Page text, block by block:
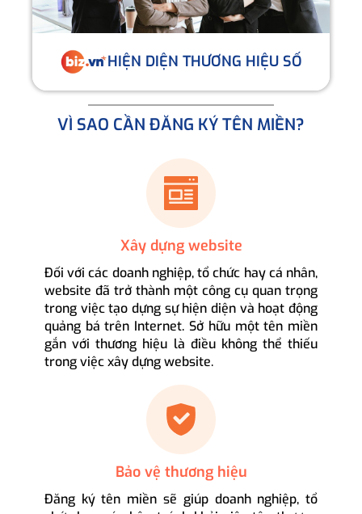
HIỆN DIỆN THƯƠNG HIỆU SỐ
VÌ SAO CẦN ĐĂNG KÝ TÊN MIỀN?
Xây dựng website
Đối với các doanh nghiệp, tổ chức hay cá nhân,
website đã trở thành một công cụ quan trọng
trong việc tạo dựng sự hiện diện và hoạt động
quảng bá trên Internet. Sở hữu một tên miền
gắn với thương hiệu là điều không thể thiếu
trong việc xây dựng website.
Bảo vệ thương hiệu
Đăng ký tên miền sẽ giúp doanh nghiệp, tổ